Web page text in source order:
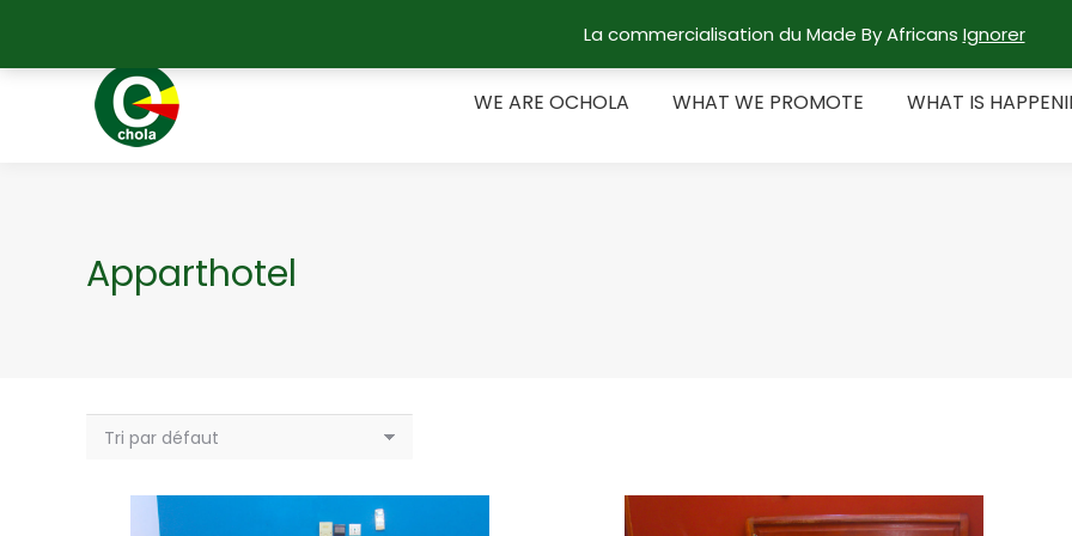
WE ARE OCHOLA WHAT WE PROMOTE WHAT IS
Apparthotel
La commercialisation du Made By Africans Ignorer
WE ARE OCHOLA WHAT WE PROMOTE WHAT IS